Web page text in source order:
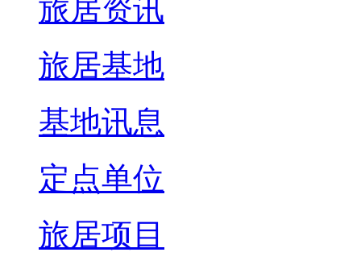
旅居资讯
旅居基地
基地讯息
定点单位
旅居项目